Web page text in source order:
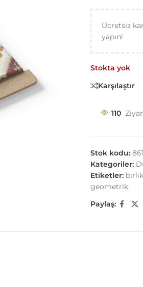
Ücretsiz
yapın!
Stokta yok
Karşılaştır
110
Stok kodu:
Kategoriler:
Etiketler:
geometrik
Paylaş: